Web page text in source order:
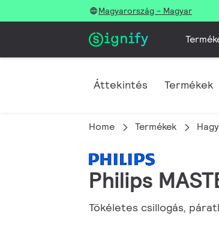
Magyarország - Magyar
Áttekintés Termékek
Home Termékek
Philips
Tökéletes csillogás,